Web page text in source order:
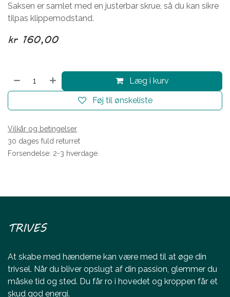
Saksen er samlet med en justerbar skrue, så du kan sikre
tilpas klippemodstand.
kr 160,00
Læg i kurv
Føj til ønskeliste
Vilkår og betingelser
30 dages fuld returret
Forsendelse: 2-3 hverdage
TRIVES
At skabe med hænderne kan være med til at øge din
trivsel. Når du bliver opslugt af din passion, glemmer du
måske tid og sted. Du får ro i hovedet og kroppen får et
skud god energi.